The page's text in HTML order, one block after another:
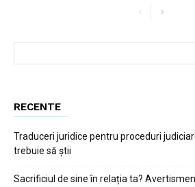
RECENTE
Traduceri juridice pentru proceduri
trebuie să știi
Sacrificiul de sine în relația ta?